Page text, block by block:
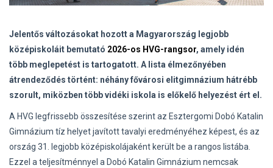
Jelentős változásokat hozott a Magyarország legjobb
középiskoláit bemutató 2026-os HVG-rangsor, amely idén
több meglepetést is tartogatott. A lista élmezőnyében
átrendeződés történt: néhány fővárosi elitgimnázium hátrébb
szorult, miközben több vidéki iskola is előkelő helyezést ért el.
A HVG legfrissebb összesítése szerint az Esztergomi Dobó Katalin
Gimnázium tíz helyet javított tavalyi eredményéhez képest, és az
ország 31. legjobb középiskolájaként került be a rangos listába.
Ezzel a teljesítménnyel a Dobó Katalin Gimnázium nemcsak